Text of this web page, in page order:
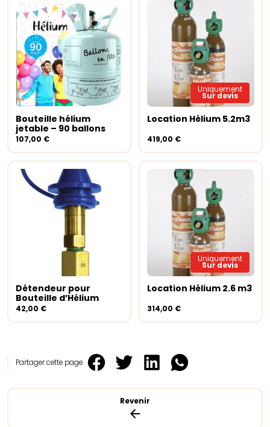
Revenir
Ajouter au panier
Bouteille hélium
jetable – 90 ballons
107,00 €
Uniquement
Sur devis
Lire la suite
Location Hélium 5.2m3
419,00 €
Ajouter au panier
Détendeur pour
Bouteille d’Hélium
42,00 €
Uniquement
Sur devis
Lire la suite
Location Hélium 2.6 m3
314,00 €
Partager cette page